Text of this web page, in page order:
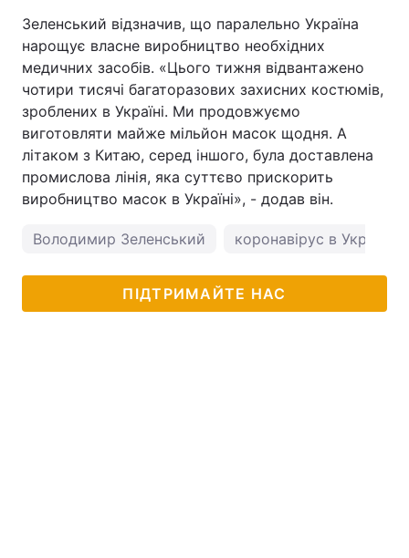
Зеленський відзначив, що паралельно Україна
нарощує власне виробництво необхідних
медичних засобів. «Цього тижня відвантажено
чотири тисячі багаторазових захисних костюмів,
зроблених в Україні. Ми продовжуємо
виготовляти майже мільйон масок щодня. А
літаком з Китаю, серед іншого, була доставлена
промислова лінія, яка суттєво прискорить
виробництво масок в Україні», - додав він.
Володимир Зеленський коронавірус в Україні
ПІДТРИМАЙТЕ НАС